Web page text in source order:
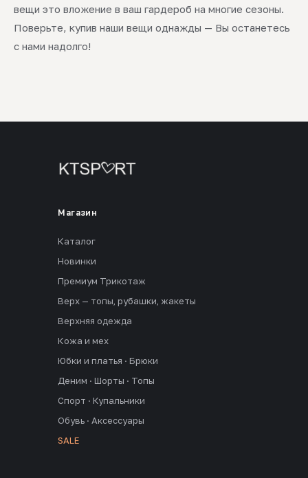
вещи это вложение в ваш гардероб на многие сезоны.
Поверьте, купив наши вещи однажды — Вы останетесь
с нами надолго!
Магазин
Каталог
Новинки
Премиум Трикотаж
Верх — топы, рубашки, жакеты
Верхняя одежда
Кожа и мех
Юбки и платья · Брюки
Деним · Шорты · Топы
Спорт · Купальники
Обувь · Аксессуары
SALE